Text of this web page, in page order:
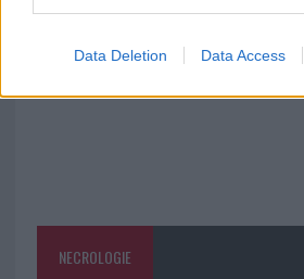
Data Deletion Data Access
NECROLOGIE